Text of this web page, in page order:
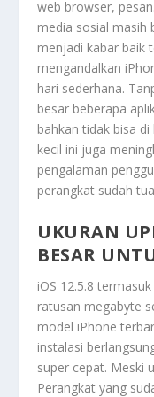
web browser,
media sosial masih
menjadi kabar baik
mengandalkan
hari sederhana.
besar beberapa
bahkan tidak bisa
kecil ini juga
pengalaman
perangkat sudah
UKURAN
BESAR
iOS 12.5.8
ratusan megabyte
model iPhone
instalasi
super cepat. Meski
Perangkat yang